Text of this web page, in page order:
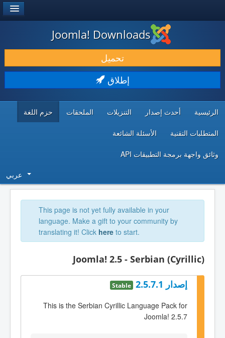
حمل & ومدد
اكتشف & تعلم
Joomla! Downloads
تحميل
إطلاق
الرئيسية أحدث إصدار التنزيلات الملحقات حزم اللغة
المتطلبات التقنية الأسئلة الشائعة
وثائق واجهة برمجة التطبيقات API
عربي
This page is not yet fully available in your
language. Make a gift to your community by
translating it! Click here to start.
Joomla! 2.5 - Serbian (Cyrillic)
إصدار 2.5.7.1 Stable
This is the Serbian Cyrillic Language Pack for
Joomla! 2.5.7